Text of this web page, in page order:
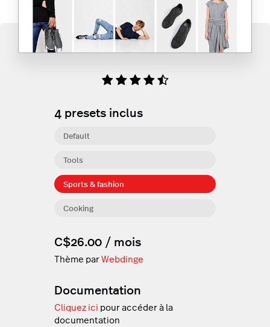
4presets inclus
Tools
Sports & fashion
Default
Cooking
C$26.00 / mois
Thème parWebdinge
Documentation
Cliquez ici pour accéder à la
documentation